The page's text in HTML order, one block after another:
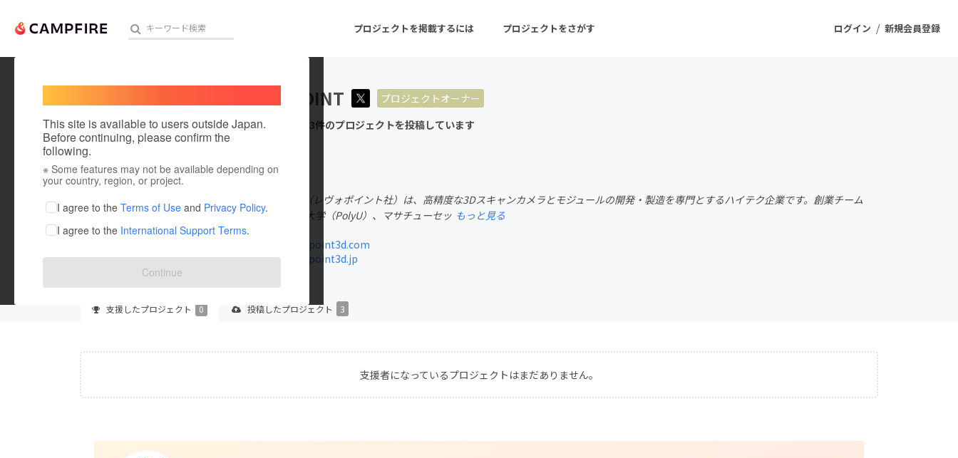
ログイン / 新規会員登録
プロジェクトを掲載するには プロジェクトをさがす
人気のプロジェクト 注目のリターン 注目の新着プロジェクト
アート・写真
テクノロジー・ガジェット
ゲーム・サービス開発 フード・飲食店
ファッション
映像・映画
ビジネス・起業
チャレンジ
まちづくり・地域活性化
This site is available to users outside Japan.
Before continuing, please confirm the
following.
※ Some features may not be available depending on
your country, region, or project.
I agree to the Terms of Use and Privacy Policy.
I agree to the International Support Terms.
Continue
REVOPOINT
プロジェクトオーナー
これまでに3件のプロジェクトを投稿しています
出身国：香港
Revopoint社（レヴォポイント社）は、高精度な3Dスキャンカメラとモジュールの開発・製造を専門とするハイテク企業です。創業チーム
は、香港理工大学（PolyU）、マサチューセッ もっと見る
www.revopoint3d.com
www.revopoint3d.jp
支援したプロジェクト 0 投稿したプロジェクト 3
支援者になっているプロジェクトはまだありません。